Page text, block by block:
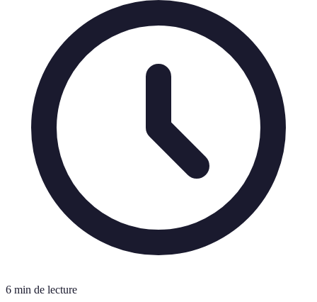
6 min de lecture